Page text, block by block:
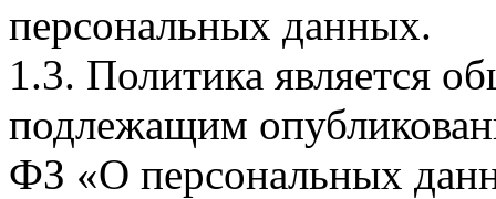
персональных данных.
1.3. Политика является
подлежащим
ФЗ «О персональных